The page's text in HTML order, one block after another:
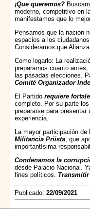
¡Que queremos?
moderno, competitivo en
manifestamos que lo
Pensamos que la nación
espacios a los
Consideramos que
Como logarlo: La
prepararnos cuanto
las pasadas elecciones.
Comité Organizador
El Partido requiere
completo. Por su parte
prepararse para
experiencia.
La mayor participación
Militancia Priista, que
importantísima
Condenamos la
desde Palacio Nacional.
fines políticos.
Publicado: 22/09/2021